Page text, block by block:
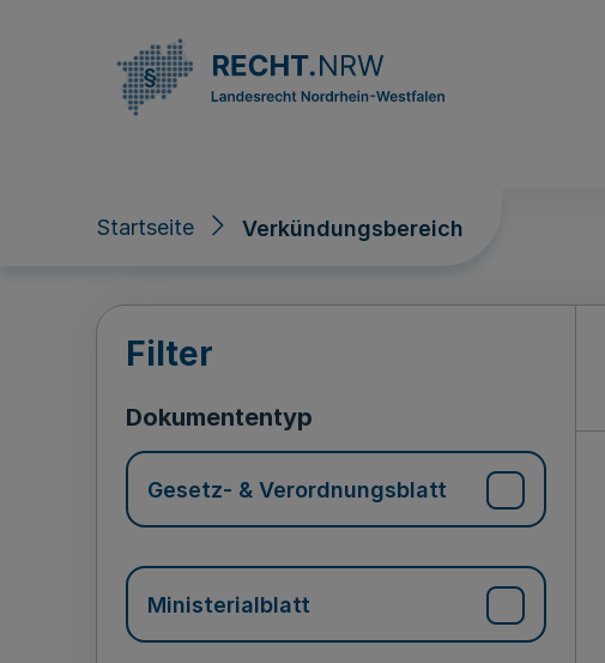
Startseite Verkündungsbereich
Verkündungsbereich
Filter
Dokumententyp
Gesetz- & Verordnungsblatt
Ministerialblatt